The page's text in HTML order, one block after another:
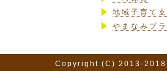
地域子育て
やまなみプ
Copyright (C) 2013-